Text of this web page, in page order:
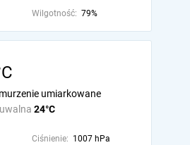
Wilgotność: 79%
24°C
umiarkowane
Ciśnienie: 1007 hPa